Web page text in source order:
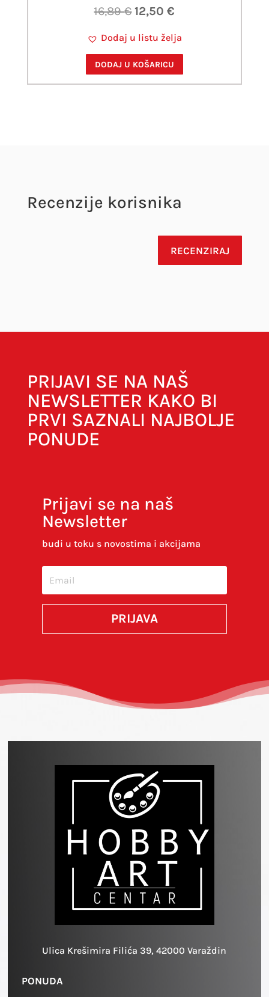
16,89€Izvorna
bila
je:
16,89 €.
12,50€
je:
12,50 €.
Dodaj u listu želja
DODAJ U KOŠARICU
Recenzije korisnika
RECENZIRAJ
Spremi moje ime, e-poštu i web-stranicu u
budem komentirao.
PRIJAVI SE NA NAŠ
NEWSLETTER KAKO BI
PRVI SAZNALI NAJBOLJE
PONUDE
Prijavi se na naš
Newsletter
budi u toku s novostima i akcijama
PRIJAVA
Ulica Krešimira Filića 39, 42000 Varaždin
PONUDA